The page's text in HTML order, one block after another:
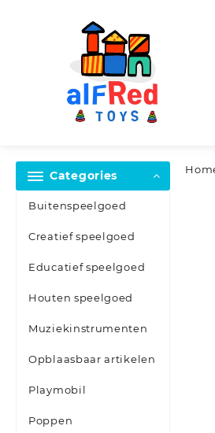
Categories
Buitenspeelgoed
Creatief speelgoed
Educatief speelgoed
Houten speelgoed
Muziekinstrumenten
Opblaasbaar artikelen
Playmobil
Poppen